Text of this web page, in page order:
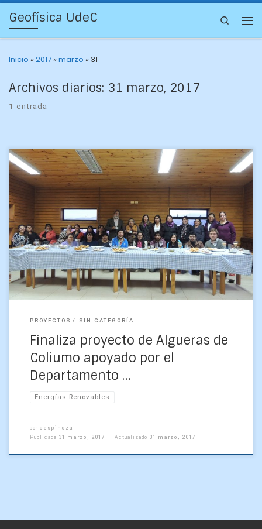
Geofísica UdeC Search
Inicio »2017 »marzo » 31
Archivos diarios: 31 marzo, 2017
1 entrada
El pasado miércoles 29 de marzo fue el cierre del proyecto
“Avanzando hacia un proceso energéticamente limpio:
Energía Eléctrica Solar para el Sindicato de Algueras […]
PROYECTOS SIN CATEGORÍA
Finaliza proyecto de Algueras de
Coliumo apoyado por el
Departamento …
Energías Renovables
por cespinoza
Publicada 31 marzo, 2017 Actualizado 31 marzo, 2017